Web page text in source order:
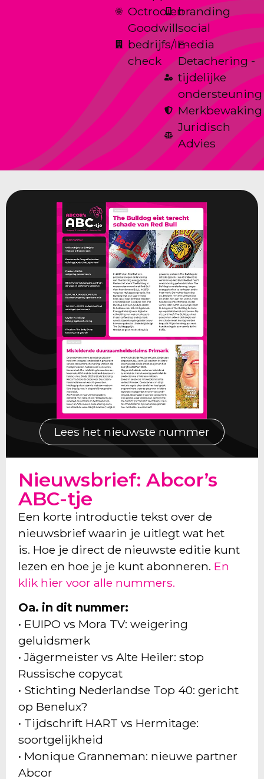
Octrooien
Goodwill
bedrijfs/IE-
check
branding
social
media
Detachering -
tijdelijke
ondersteuning
Merkbewaking
Juridisch
Advies
Lees het nieuwste nummer
Nieuwsbrief: Abcor’s
ABC-tje
Een korte introductie tekst over de
nieuwsbrief waarin je uitlegt wat het
is. Hoe je direct de nieuwste editie kunt
lezen en hoe je je kunt abonneren. En
klik hier voor alle nummers.
Oa. in dit nummer:
• EUIPO vs Mora TV: weigering
geluidsmerk
• Jägermeister vs Alte Heiler: stop
Russische copycat
• Stichting Nederlandse Top 40: gericht
op Benelux?
• Tijdschrift HART vs Hermitage:
soortgelijkheid
• Monique Granneman: nieuwe partner
Abcor